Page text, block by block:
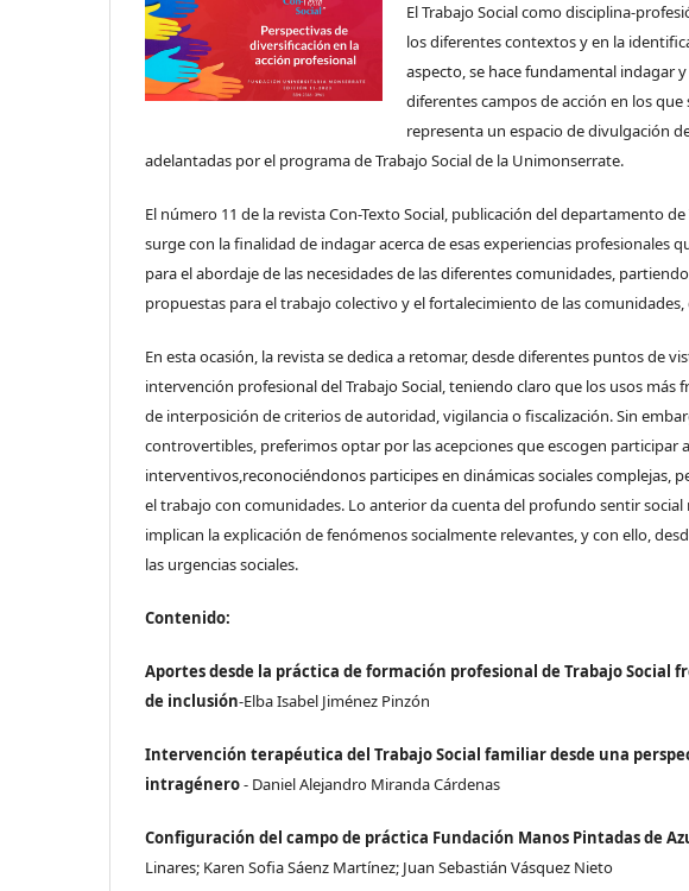
El Trabajo Social como disciplina-
los diferentes contextos y en la
aspecto, se hace fundamental indagar
diferentes campos de acción en los
representa un espacio de divulgación
adelantadas por el programa de Trabajo Social de la Unimonserrate.
El número 11 de la revista Con-Texto Social, publicación del departamento
surge con la finalidad de indagar acerca de esas experiencias
para el abordaje de las necesidades de las diferentes comunidades,
propuestas para el trabajo colectivo y el fortalecimiento de las
En esta ocasión, la revista se dedica a retomar, desde diferentes puntos de
intervención profesional del Trabajo Social, teniendo claro que los usos
de interposición de criterios de autoridad, vigilancia o fiscalización. Sin
controvertibles, preferimos optar por las acepciones que escogen participar
interventivos,reconociéndonos participes en dinámicas sociales complejas,
el trabajo con comunidades. Lo anterior da cuenta del profundo sentir
implican la explicación de fenómenos socialmente relevantes, y con ello,
las urgencias sociales.
Contenido:
Aportes desde la práctica de formación profesional de Trabajo
de inclusión-Elba Isabel Jiménez Pinzón
Intervención terapéutica del Trabajo Social familiar desde una
intragénero- Daniel Alejandro Miranda Cárdenas
Configuración del campo de práctica Fundación Manos Pintadas de
Linares; Karen Sofia Sáenz Martínez; Juan Sebastián Vásquez Nieto